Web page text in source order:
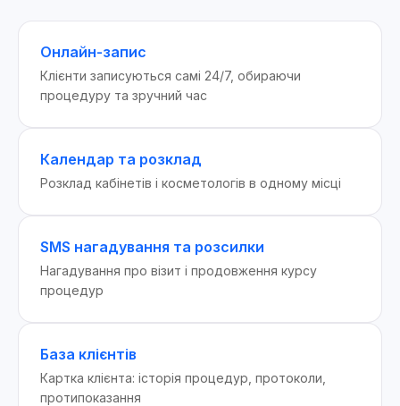
Онлайн-запис
Клієнти записуються самі 24/7, обираючи
процедуру та зручний час
Календар та розклад
Розклад кабінетів і косметологів в одному місці
SMS нагадування та розсилки
Нагадування про візит і продовження курсу
процедур
База клієнтів
Картка клієнта: історія процедур, протоколи,
протипоказання